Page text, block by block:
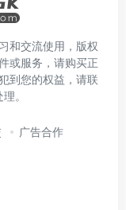
和交流使用，版权
或服务，请购买正
到您的权益，请联
。
广告合作